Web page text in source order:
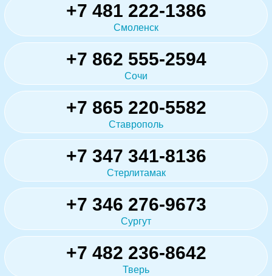
+7 481 222-1386
Смоленск
+7 862 555-2594
Сочи
+7 865 220-5582
Ставрополь
+7 347 341-8136
Стерлитамак
+7 346 276-9673
Сургут
+7 482 236-8642
Тверь